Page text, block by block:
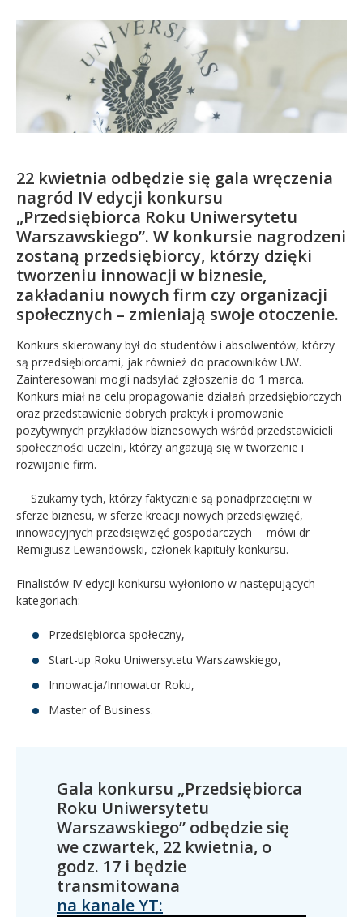
Kandydat
22 kwietnia odbędzie się gala wręczenia
nagród IV edycji konkursu
„Przedsiębiorca Roku Uniwersytetu
Warszawskiego”. W konkursie nagrodzeni
zostaną przedsiębiorcy, którzy dzięki
tworzeniu innowacji w biznesie,
zakładaniu nowych firm czy organizacji
społecznych – zmieniają swoje otoczenie.
Konkurs skierowany był do studentów i absolwentów, którzy
są przedsiębiorcami, jak również do pracowników UW.
Zainteresowani mogli nadsyłać zgłoszenia do 1 marca.
Konkurs miał na celu propagowanie działań przedsiębiorczych
oraz przedstawienie dobrych praktyk i promowanie
pozytywnych przykładów biznesowych wśród przedstawicieli
społeczności uczelni, którzy angażują się w tworzenie i
rozwijanie firm.
─ Szukamy tych, którzy faktycznie są ponadprzeciętni w
sferze biznesu, w sferze kreacji nowych przedsięwzięć,
innowacyjnych przedsięwzięć gospodarczych ─ mówi dr
Remigiusz Lewandowski, członek kapituły konkursu.
Finalistów IV edycji konkursu wyłoniono w następujących
kategoriach:
Przedsiębiorca społeczny,
Start-up Roku Uniwersytetu Warszawskiego,
Innowacja/Innowator Roku,
Master of Business.
Gala konkursu „Przedsiębiorca
Roku Uniwersytetu
Warszawskiego” odbędzie się
we czwartek, 22 kwietnia, o
godz. 17 i będzie
transmitowana
na kanale YT: